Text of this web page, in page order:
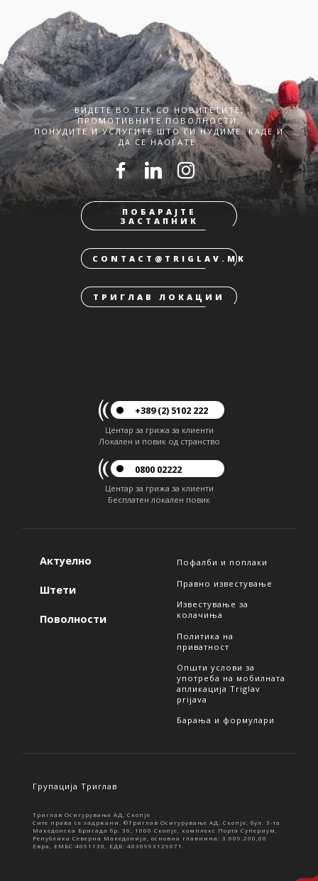
БИДЕТЕ ВО ТЕК СО НОВИТЕТИТЕ,
ПРОМОТИВНИТЕ ПОВОЛНОСТИ,
ПОНУДИТЕ И УСЛУГИТЕ ШТО ГИ НУДИМЕ. КАДЕ И
ДА СЕ НАОЃАТЕ.
ПОБАРАЈТЕ
ЗАСТАПНИК
CONTACT@TRIGLAV.MK
ТРИГЛАВ ЛОКАЦИИ
+389 (2) 5102 222
Центар за грижа за клиенти
Локален и повик од странство
0800 02222
Центар за грижа за клиенти
Бесплатен локален повик
Актуелно
Штети
Поволности
Пофалби и поплаки
Правно известување
Известување за
колачиња
Политика на
приватност
Општи услови за
употреба на мобилната
апликација Triglav
prijava
Барања и формулари
Групација Триглав
Триглав Осигурување АД, Скопје
Сите права се задржани. ©Триглав Осигурување АД, Скопје, бул. 3-та
Македонска Бригада бр. 36, 1000 Скопје, комплекс Порта Супериум,
Република Северна Македонија, основна главнина: 3.009.200,00
Евра, ЕМБС:4691130, ЕДБ: 4030993129071.